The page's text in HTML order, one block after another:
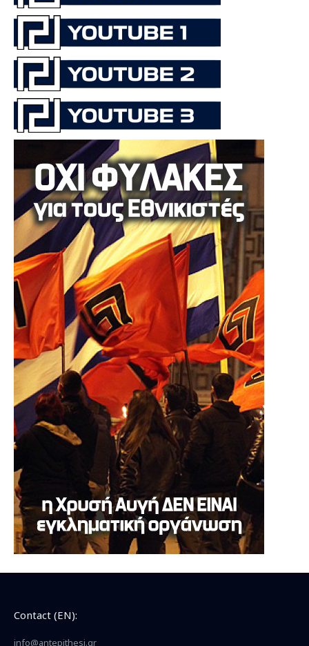
Contact (EN):
info@antepithesi.gr